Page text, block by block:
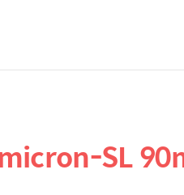
SL